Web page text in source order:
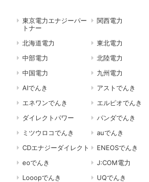
東京電力エナジーパー
トナー
関西電力
北海道電力
東北電力
中部電力
北陸電力
中国電力
九州電力
AIでんき
アストでんき
エネワンでんき
エルピオでんき
ダイレクトパワー
パンダでんき
ミツウロコでんき
auでんき
CDエナジーダイレクト
ENEOSでんき
eoでんき
J:COM電力
Looopでんき
UQでんき